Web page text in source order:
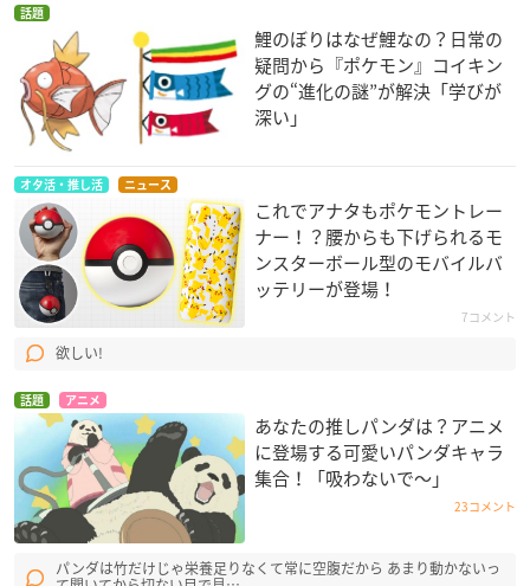
話題
鯉のぼりはなぜ鯉なの？日常の
疑問から『ポケモン』コイキン
グの“進化の謎”が解決「学びが
深い」
オタ活・推し活 ニュース
これでアナタもポケモントレー
ナー！？腰からも下げられるモ
ンスターボール型のモバイルバ
ッテリーが登場！
7コメント
欲しい!
話題 アニメ
あなたの推しパンダは？アニメ
に登場する可愛いパンダキャラ
集合！「吸わないで〜」
23コメント
パンダは竹だけじゃ栄養足りなくて常に空腹だから あまり動かないっ